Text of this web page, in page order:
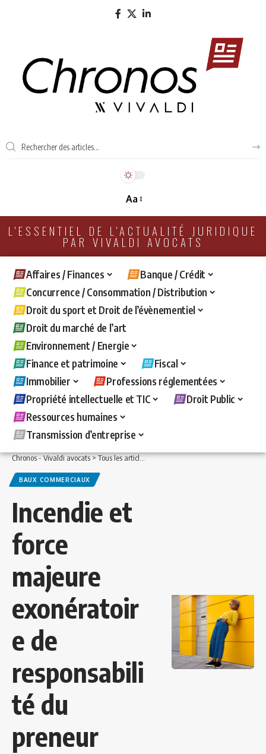
Aa
L'ESSENTIEL DE L'ACTUALITÉ JURIDIQUE
PAR VIVALDI AVOCATS
Affaires / Finances
Banque / Crédit
Concurrence / Consommation / Distribution
Droit du sport et Droit de l’évènementiel
Droit du marché de l’art
Environnement / Energie
Finance et patrimoine
Fiscal
Immobilier
Professions réglementées
Propriété intellectuelle et TIC
Droit Public
Ressources humaines
Transmission d’entreprise
Chronos - Vivaldi avocats>Tous les articles >Immobilier>Baux commerciaux>
BAUX COMMERCIAUX
Incendie et
force
majeure
exonératoir
e de
responsabili
té du
preneur